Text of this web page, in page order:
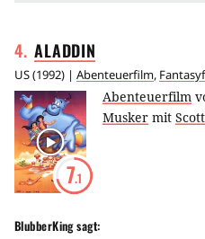
4. ALADDIN
US(1992) | Abenteuerfilm,
7.1
Abenteuerfilm
Musker mit
BlubberKingsagt: